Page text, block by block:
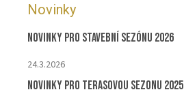
Novinky
Novinky pro stavební sezónu 2026
24.3.2026
Novinky pro terasovou sezonu 2025